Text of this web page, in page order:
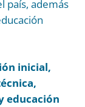
país, además
inicial,
educación